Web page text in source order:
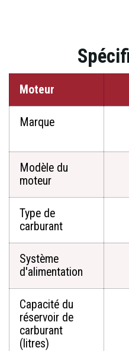
Moteur
Marque
Modèle du
moteur
Type de
carburant
Système
d'alimentation
Capacité du
réservoir de
carburant
(litres)